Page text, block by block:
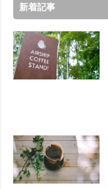
新着記事